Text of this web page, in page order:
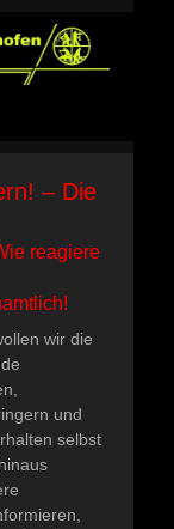
– Die
reagiere
wir die
und
selbst